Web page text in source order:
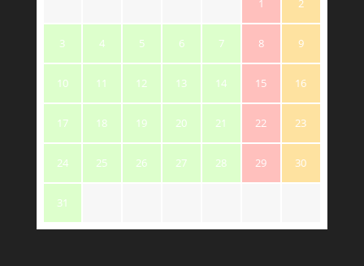
1 2
3 4 5 6 7 8 9
10 11 12 13 14 15 16
17 18 19 20 21 22 23
24 25 26 27 28 29 30
31